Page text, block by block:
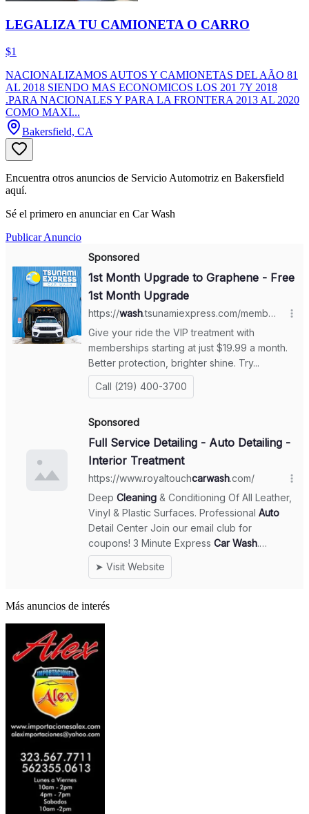
LEGALIZA TU CAMIONETA O CARRO
$1
NACIONALIZAMOS AUTOS Y CAMIONETAS DEL AÃO 81
AL 2018 SIENDO MAS ECONOMICOS LOS 201 7Y 2018
.PARA NACIONALES Y PARA LA FRONTERA 2013 AL 2020
COMO MAXI...
Bakersfield, CA
Encuentra otros anuncios de Servicio Automotriz en Bakersfield
aquí.
Sé el primero en anunciar en Car Wash
Publicar Anuncio
Más anuncios de interés